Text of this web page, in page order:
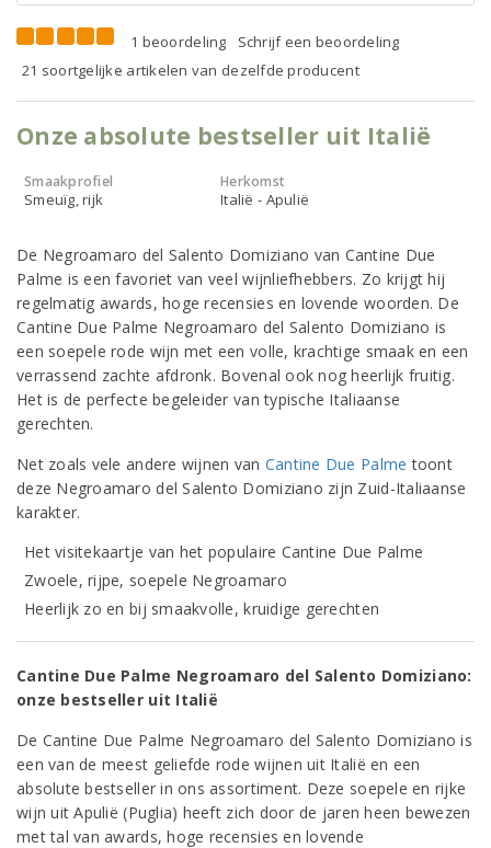
1 beoordeling
Schrijf een beoordeling
21 soortgelijke artikelen van dezelfde producent
Onze absolute bestseller uit Italië
Smaakprofiel
Smeuïg, rijk
Herkomst
Italië - Apulië
De Negroamaro del Salento Domiziano van Cantine Due
Palme is een favoriet van veel wijnliefhebbers. Zo krijgt hij
regelmatig awards, hoge recensies en lovende woorden. De
Cantine Due Palme Negroamaro del Salento Domiziano is
een soepele rode wijn met een volle, krachtige smaak en een
verrassend zachte afdronk. Bovenal ook nog heerlijk fruitig.
Het is de perfecte begeleider van typische Italiaanse
gerechten.
Net zoals vele andere wijnen van Cantine Due Palme toont
deze Negroamaro del Salento Domiziano zijn Zuid-Italiaanse
karakter.
Het visitekaartje van het populaire Cantine Due Palme
Zwoele, rijpe, soepele Negroamaro
Heerlijk zo en bij smaakvolle, kruidige gerechten
Cantine Due Palme Negroamaro del Salento Domiziano:
onze bestseller uit Italië
De Cantine Due Palme Negroamaro del Salento Domiziano is
een van de meest geliefde rode wijnen uit Italië en een
absolute bestseller in ons assortiment. Deze soepele en rijke
wijn uit Apulië (Puglia) heeft zich door de jaren heen bewezen
met tal van awards, hoge recensies en lovende